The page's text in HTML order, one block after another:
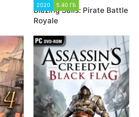
2020 5.40 ГБ
Blazing Sails: Pirate Battle
Royale